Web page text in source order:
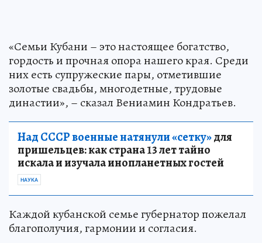
«Семьи Кубани – это настоящее богатство,
гордость и прочная опора нашего края. Среди
них есть супружеские пары, отметившие
золотые свадьбы, многодетные, трудовые
династии», – сказал Вениамин Кондратьев.
Над СССР военные натянули «сетку»для
пришельцев: как страна 13 лет тайно
искала и изучала инопланетных гостей
НАУКА
Каждой кубанской семье губернатор пожелал
благополучия, гармонии и согласия.